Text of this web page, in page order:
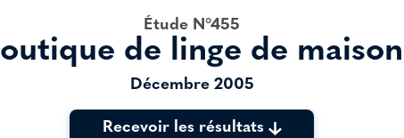
Étude N°455
de linge de maison
Décembre 2005
Recevoir les résultats